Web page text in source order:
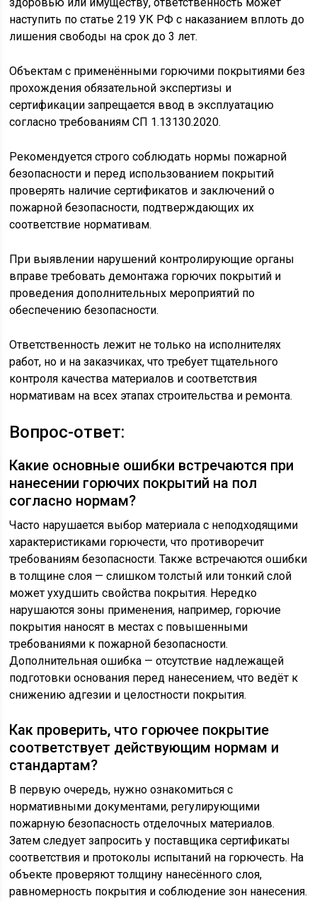
наступить по статье 219 УК РФ с наказанием вплоть до
лишения свободы на срок до 3 лет.
Объектам с применёнными горючими покрытиями без
прохождения обязательной экспертизы и
сертификации запрещается ввод в эксплуатацию
согласно требованиям СП 1.13130.2020.
Рекомендуется строго соблюдать нормы пожарной
безопасности и перед использованием покрытий
проверять наличие сертификатов и заключений о
пожарной безопасности, подтверждающих их
соответствие нормативам.
При выявлении нарушений контролирующие органы
вправе требовать демонтажа горючих покрытий и
проведения дополнительных мероприятий по
обеспечению безопасности.
Ответственность лежит не только на исполнителях
работ, но и на заказчиках, что требует тщательного
контроля качества материалов и соответствия
нормативам на всех этапах строительства и ремонта.
Вопрос-ответ:
Какие основные ошибки встречаются при
нанесении горючих покрытий на пол
согласно нормам?
Часто нарушается выбор материала с неподходящими
характеристиками горючести, что противоречит
требованиям безопасности. Также встречаются ошибки
в толщине слоя — слишком толстый или тонкий слой
может ухудшить свойства покрытия. Нередко
нарушаются зоны применения, например, горючие
покрытия наносят в местах с повышенными
требованиями к пожарной безопасности.
Дополнительная ошибка — отсутствие надлежащей
подготовки основания перед нанесением, что ведёт к
снижению адгезии и целостности покрытия.
Как проверить, что горючее покрытие
соответствует действующим нормам и
стандартам?
В первую очередь, нужно ознакомиться с
нормативными документами, регулирующими
пожарную безопасность отделочных материалов.
Затем следует запросить у поставщика сертификаты
соответствия и протоколы испытаний на горючесть. На
объекте проверяют толщину нанесённого слоя,
равномерность покрытия и соблюдение зон нанесения.